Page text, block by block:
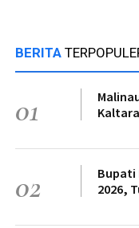
BERITA
01
Kaltara
02
Bupati
2026,